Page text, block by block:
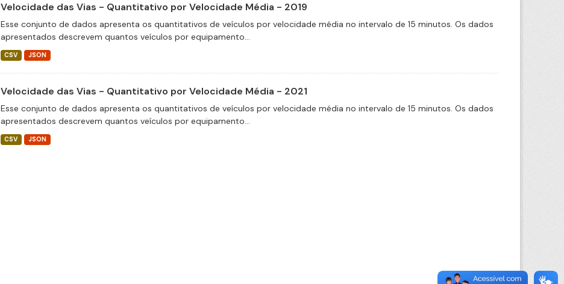
Velocidade das Vias - Quantitativo por Velocidade Média - 2019
Esse conjunto de dados apresenta os quantitativos de veículos por velocidade média no intervalo de 15 minutos. Os dados
apresentados descrevem quantos veículos por equipamento...
CSV JSON
Velocidade das Vias - Quantitativo por Velocidade Média - 2021
Esse conjunto de dados apresenta os quantitativos de veículos por velocidade média no intervalo de 15 minutos. Os dados
apresentados descrevem quantos veículos por equipamento...
CSV JSON